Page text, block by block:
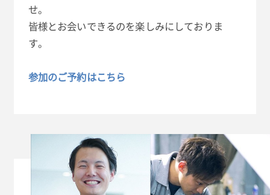
せ。
皆様とお会いできるのを楽しみにしておりま
す。
参加のご予約はこちら